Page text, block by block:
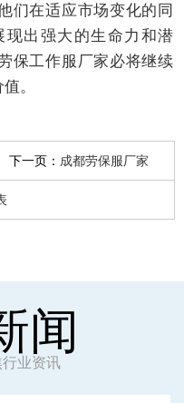
们在适应市场变化的同
出强大的生命力和潜
保工作服厂家必将继续
。
下一页： 成都劳保服厂家
闻
业资讯